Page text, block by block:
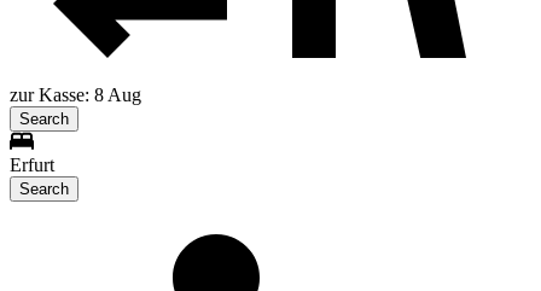
zur Kasse: 8 Aug
Search
Erfurt
Search